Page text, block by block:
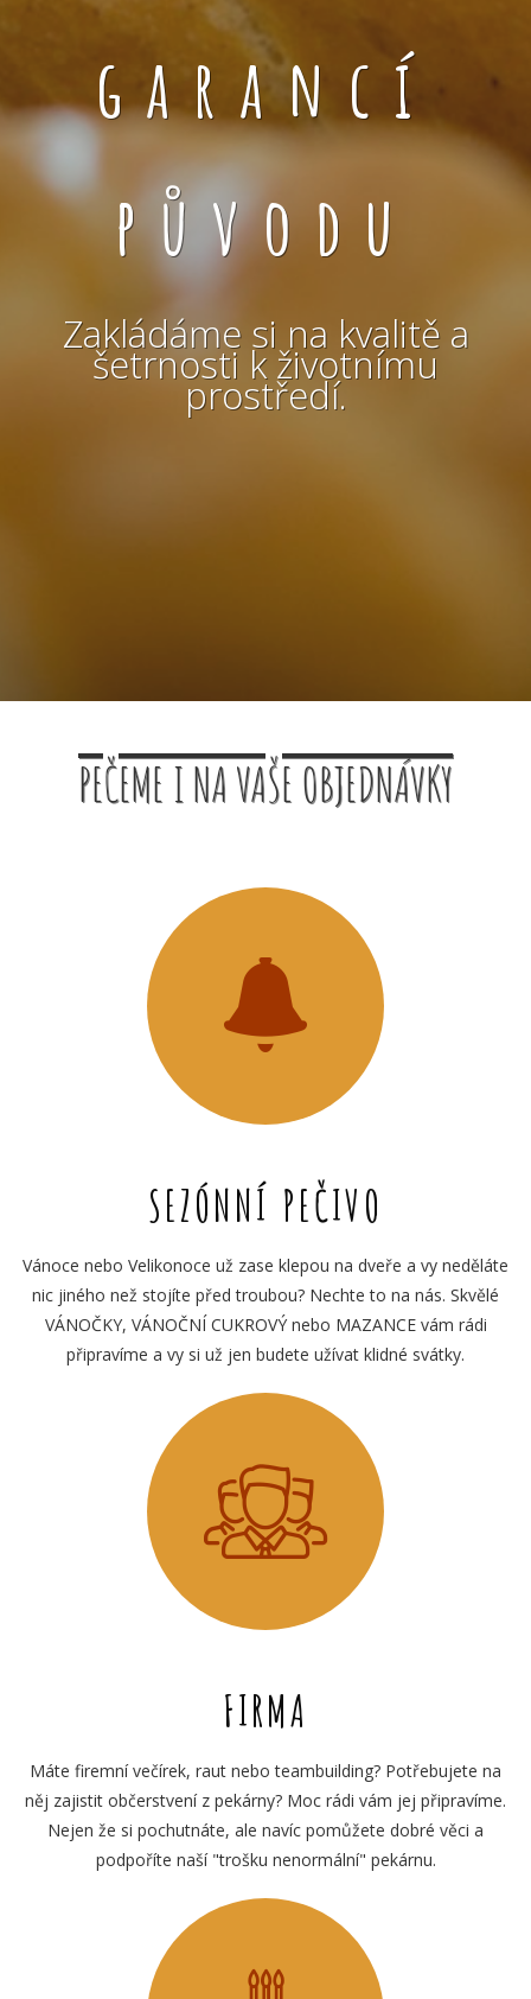
garancí
původu
Zakládáme si na kvalitě a
šetrnosti k životnímu
prostředí.
PEČEME I NA VAŠE OBJEDNÁVKY
SEZÓNNÍ PEČIVO
Vánoce nebo Velikonoce už zase klepou na dveře a vy neděláte
nic jiného než stojíte před troubou? Nechte to na nás. Skvělé
VÁNOČKY, VÁNOČNÍ CUKROVÝ nebo MAZANCE vám rádi
připravíme a vy si už jen budete užívat klidné svátky.
FIRMA
Máte firemní večírek, raut nebo teambuilding? Potřebujete na
něj zajistit občerstvení z pekárny? Moc rádi vám jej připravíme.
Nejen že si pochutnáte, ale navíc pomůžete dobré věci a
podpoříte naší "trošku nenormální" pekárnu.